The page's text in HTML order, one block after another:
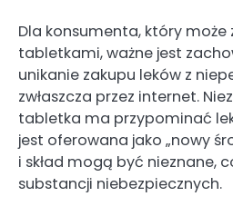
Dla konsumenta, który
tabletkami, ważne jest
unikanie zakupu leków z
zwłaszcza przez internet.
tabletka ma przypominać
jest oferowana jako „nowy
i skład mogą być nieznane,
substancji niebezpiecznych.